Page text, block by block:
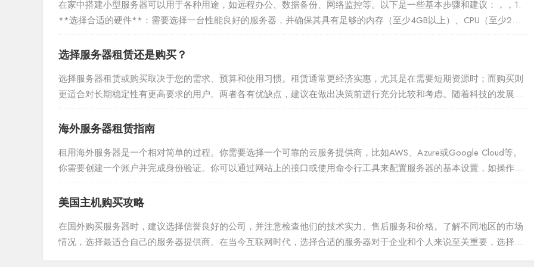
在家中搭建小型服务器可以用于各种用途，如远程办公、数据备份、网络监控等。以下是一些基本步骤和建议：，，1.
**选择合适的硬件**：需要选择一台性能良好的服务器，并确保其具有足够的内存（至少4GB以上）、CPU（至少2
核）和存储空间。，，2. **安装操作系统**：根据需求选择合适的Linux发行版...
选择服务器租赁还是购买？
选择服务器租赁或购买取决于您的需求、预算和使用习惯。租赁通常更经济实惠，尤其是在需要短期资源时；而购买则
更适合对长期稳定性有更高要求的用户。两者各有优缺点，建议在做出决策前进行充分比较和考虑。随着科技的发展，
云计算逐渐成为企业IT基础设施的重要组成部分，而服务器的租赁和购买作为企业 IT 的重要决策...
海外服务器租赁指南
租用海外服务器是一个相对简单的过程。你需要选择一个可靠的云服务提供商，比如AWS、Azure或Google Cloud等。
你需要创建一个账户并完成身份验证。你可以通过网站上的接口或使用命令行工具来配置服务器的基本设置，如操作系
统、内存大小和带宽。你就可以开始安装软件和服务了。随着互联网的飞速发展，越...
美国主机购买攻略
在国外购买服务器时，建议选择信誉良好的公司，并注意检查他们的技术实力、售后服务和价格。了解不同地区的市场
情况，选择最适合自己的服务器提供商。在当今互联网时代，选择合适的服务器对于企业和个人来说至关重要，选择国